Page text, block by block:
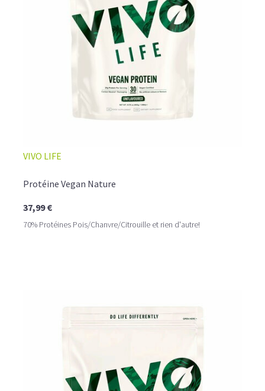
VIVO LIFE
Protéine Vegan Nature
37,99 €
70% Protéines Pois/Chanvre/Citrouille et rien d'autre!